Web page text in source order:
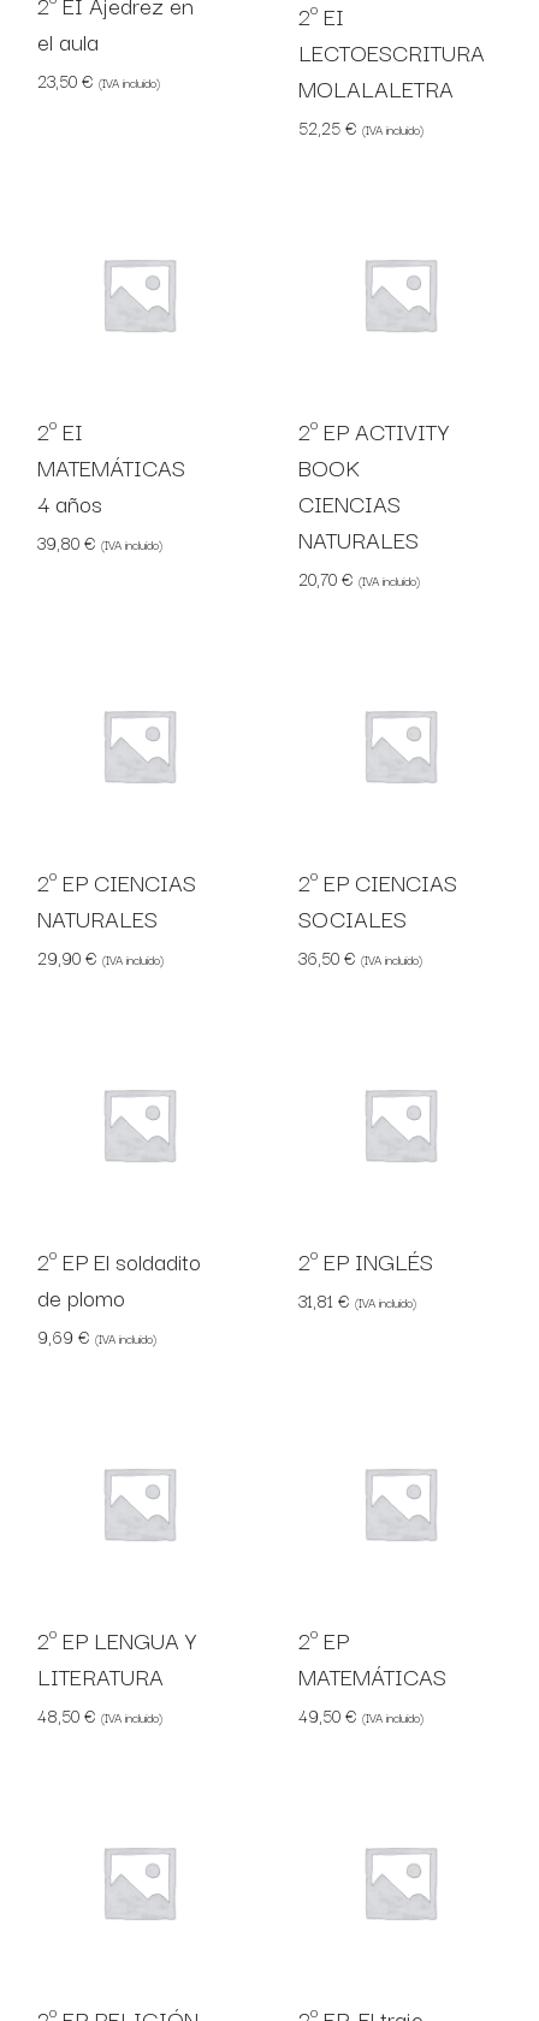
el aula
23,50€ (IVA incluido)
2º EI
LECTOESCRITURA
MOLALALETRA
52,25€ (IVA incluido)
2º EI
MATEMÁTICAS
4 años
39,80€ (IVA incluido)
2º EP ACTIVITY
BOOK
CIENCIAS
NATURALES
20,70€ (IVA incluido)
2º EP CIENCIAS
NATURALES
29,90€ (IVA incluido)
2º EP CIENCIAS
SOCIALES
36,50€ (IVA incluido)
2º EP El soldadito
de plomo
9,69€ (IVA incluido)
2º EP INGLÉS
31,81€ (IVA incluido)
2º EP LENGUA Y
LITERATURA
48,50€ (IVA incluido)
2º EP
MATEMÁTICAS
49,50€ (IVA incluido)